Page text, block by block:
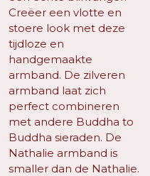
Creëer een vlotte en
stoere look met deze
tijdloze en
handgemaakte
armband. De zilveren
armband laat zich
perfect combineren
met andere Buddha to
Buddha sieraden. De
Nathalie armband is
smaller dan de Nathalie.